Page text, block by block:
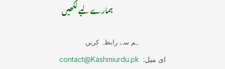
ہمارے لیے لکھیں
ہم سے رابطہ کریں
ای میل: contact@Kashmiurdu.pk